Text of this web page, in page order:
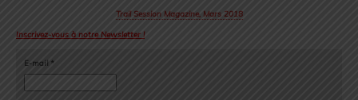
Trail Session Magazine, Mars 2018
Inscrivez-vous à notre Newsletter !
E-mail *